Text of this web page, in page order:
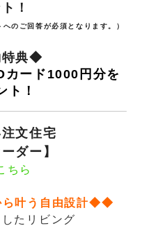
！
のご回答が必須となります。）
典◆
カード1000円分を
ト！
文住宅
ダー】
ちら
叶う自由設計◆◆
たリビング